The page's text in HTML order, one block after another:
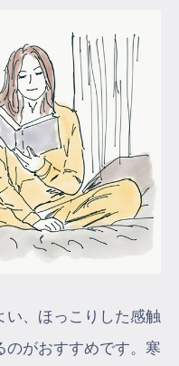
い、ほっこりした感触
のがおすすめです。寒